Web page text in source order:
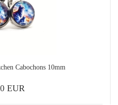
Cabochons 10mm
EUR